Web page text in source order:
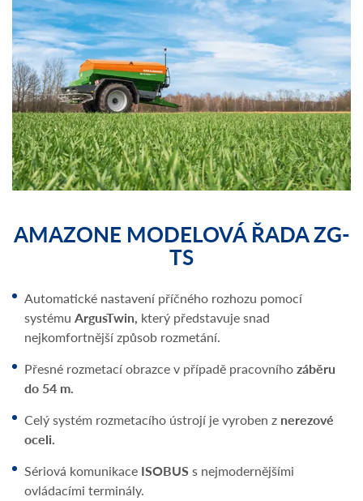
AMAZONE MODELOVÁ ŘADA ZG-
TS
Automatické nastavení příčného rozhozu pomocí
systému ArgusTwin, který představuje snad
nejkomfortnější způsob rozmetání.
Přesné rozmetací obrazce v případě pracovníhozáběru
do 54 m.
Celý systém rozmetacího ústrojí je vyroben z nerezové
oceli.
Sériová komunikace ISOBUSs nejmodernějšími
ovládacími terminály.